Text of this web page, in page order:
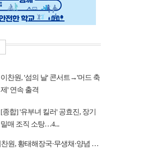
이찬원, '섬의 날' 콘서트→'머드 축
제' 연속 출격
[종합] '유부녀 킬러' 공효진, 장기
밀매 조직 소탕…4...
'편스토랑' 이찬원, 황태해장국·무생채·양념 목살구이 ...